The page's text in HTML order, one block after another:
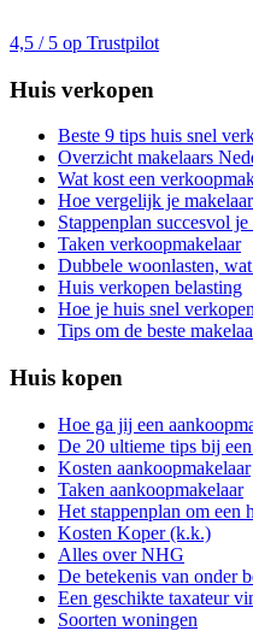
4,5 / 5 op Trustpilot
Huis verkopen
Beste 9 tips huis snel
Overzicht makelaars
Wat kost een
Hoe vergelijk je
Stappenplan succesvol
Taken verkoopmakelaar
Dubbele woonlasten,
Huis verkopen belasting
Hoe je huis snel verkopen
Tips om de beste
Huis kopen
Hoe ga jij een
De 20 ultieme tips bij
Kosten aankoopmakelaar
Taken aankoopmakelaar
Het stappenplan om een
Kosten Koper (k.k.)
Alles over NHG
De betekenis van onder
Een geschikte taxateur
Soorten woningen